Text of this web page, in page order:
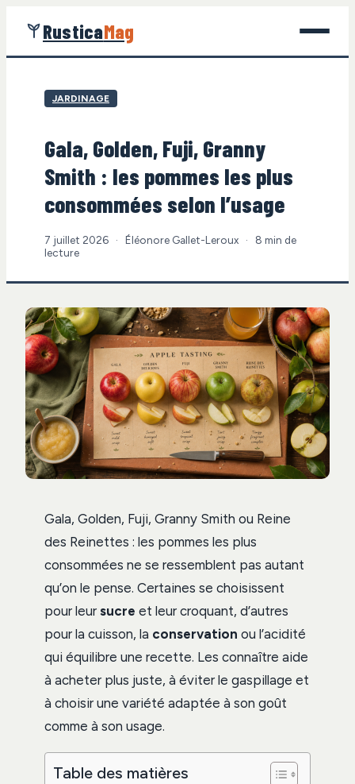
RusticaMag
Jardinage
Maison
JARDINAGE
Gala, Golden, Fuji, Granny
Smith : les pommes les plus
consommées selon l’usage
7 juillet 2026 · Éléonore Gallet-Leroux ·
8 min de
lecture
Gala, Golden, Fuji, Granny Smith ou Reine
des Reinettes : les pommes les plus
consommées ne se ressemblent pas autant
qu’on le pense. Certaines se choisissent
pour leur sucre et leur croquant, d’autres
pour la cuisson, la conservation ou l’acidité
qui équilibre une recette. Les connaître aide
à acheter plus juste, à éviter le gaspillage et
à choisir une variété adaptée à son goût
comme à son usage.
Table des matières